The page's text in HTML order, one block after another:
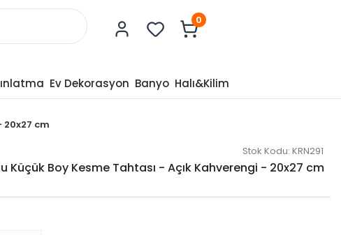
0
Ev Dekorasyon Banyo Halı&Kilim
cm
Stok Kodu: KRN291
Küçük Boy Kesme Tahtası - Açık Kahverengi - 20x27 cm